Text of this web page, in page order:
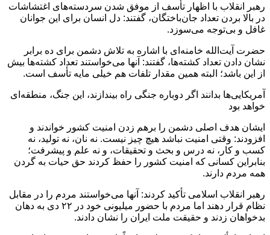
رهبر انقلاب با اظهار تأسف از موفق شدن سردسته‌های اغتشاشات
در بالا بردن تعداد جان‌باختگان، گفتند: دل انسان برای این جوانان
غافل و بی‌توجه می‌سوزد.
حضرت آیت‌الله خامنه‌ای با اشاره به تلاش دشمن برای ده برابر
نشان دادن تعداد کشته‌ها، گفتند: آنها می‌خواستند تعداد کشته‌ها بیش
از این باشد؛ البته همین مقدار تلفات هم خیلی مایه تأسف است.
آمریکایی‌ها بدانند اگر دوباره جنگی راه بیندازند، این جنگ، منطقه‌ای
خواهد بود
ایشان هدف اصلی دشمن را برهم زدن امنیت کشور خواندند و
افزودند: وقتی امنیت نباشد هیچ چیز نیست. نه نان، نه تولید، نه
کسب و کار، نه درس و بحث و تحقیقات، و نه علم و پیشرفت؛
بنابراین کسانی که امنیت کشور را حفظ کردند حق حیات به گردن
همه مردم دارند.
رهبر انقلاب اسلامی تأکید کردند: آنها می‌خواستند مردم را در مقابل
نظام قرار دهند اما مردم با حضور میلیونی خود در ۲۲ دی به دهان
بدخواهان زدند و حقیقت ملت ایران را نشان دادند.